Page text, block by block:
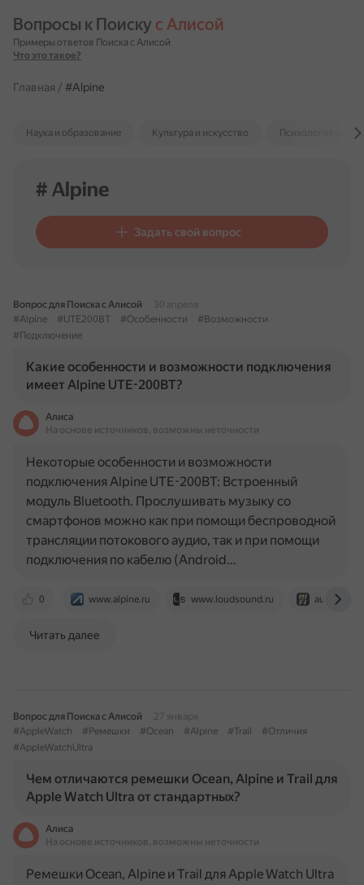
Вопросы к Поиску с Алисой
Примеры ответов Поиска с Алисой
Что это такое?
Главная / #Alpine
Наука и образование Культура и искусство Психология и
# Alpine
Задать свой вопрос
Вопрос для Поиска с Алисой
30 апреля
#Alpine
#UTE200BT #Особенности
#Возможности
#Подключение
Какие особенности и возможности подключения
имеет Alpine UTE-200BT?
Алиса
На основе источников, возможны неточности
0 www.alpine.ru www.loudsound.ru auto-hifi.ru
Некоторые особенности и возможности
подключения Alpine UTE-200BT: Встроенный
модуль Bluetooth. Прослушивать музыку со
смартфонов можно как при помощи беспроводной
трансляции потокового аудио, так и при помощи
подключения по кабелю (Android…
Читать далее
Вопрос для Поиска с Алисой
27 января
#AppleWatch
#Ремешки #Ocean #Alpine #Trail
#Отличия
#AppleWatchUltra
Чем отличаются ремешки Ocean, Alpine и Trail для
Apple Watch Ultra от стандартных?
Алиса
На основе источников, возможны неточности
Ремешки Ocean, Alpine и Trail для Apple Watch Ultra